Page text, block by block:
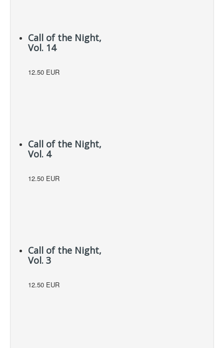
Call of the Night,
Vol. 14
12.50 EUR
Call of the Night,
Vol. 4
12.50 EUR
Call of the Night,
Vol. 3
12.50 EUR